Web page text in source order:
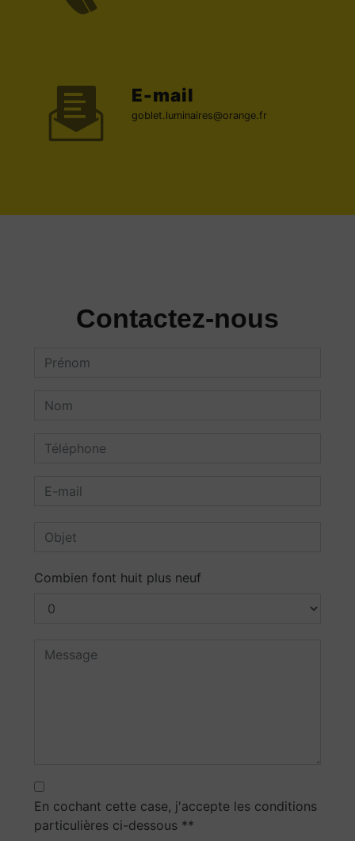
E-mail
goblet.luminaires@orange.fr
Contactez-nous
Combien font huit plus neuf
En cochant cette case, j'accepte les conditions
particulières ci-dessous **